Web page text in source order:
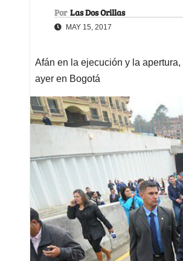
Por Las Dos Orillas
MAY 15, 2017
Afán en la ejecución y la
ayer en Bogotá